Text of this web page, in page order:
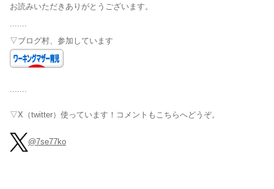
お読みいただきありがとうございます。
.......
▽ブログ村、参加しています
.......
▽X（twitter）使っています！コメントもこちらへどうぞ。
@7se77ko